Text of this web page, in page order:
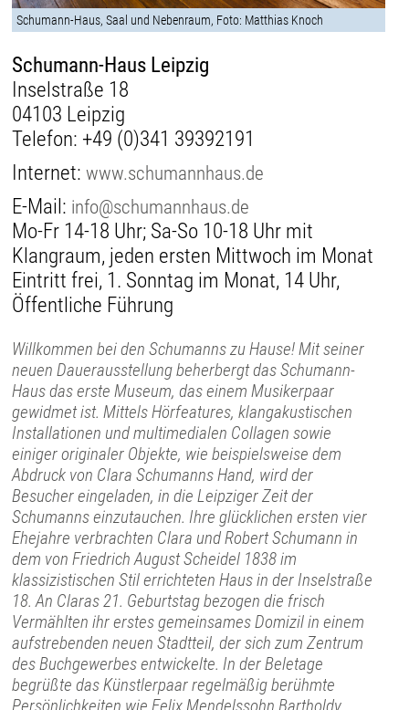
Schumann-Haus, Saal und Nebenraum, Foto: Matthias Knoch
Schumann-Haus Leipzig
Inselstraße 18
04103 Leipzig
Telefon: +49 (0)341 39392191
Internet:www.schumannhaus.de
E-Mail: info@schumannhaus.de
Mo-Fr 14-18 Uhr; Sa-So 10-18 Uhr mit
Klangraum, jeden ersten Mittwoch im Monat
Eintritt frei, 1. Sonntag im Monat, 14 Uhr,
Öffentliche Führung
Willkommen bei den Schumanns zu Hause! Mit seiner
neuen Dauerausstellung beherbergt das Schumann-
Haus das erste Museum, das einem Musikerpaar
gewidmet ist. Mittels Hörfeatures, klangakustischen
Installationen und multimedialen Collagen sowie
einiger originaler Objekte, wie beispielsweise dem
Abdruck von Clara Schumanns Hand, wird der
Besucher eingeladen, in die Leipziger Zeit der
Schumanns einzutauchen. Ihre glücklichen ersten vier
Ehejahre verbrachten Clara und Robert Schumann in
dem von Friedrich August Scheidel 1838 im
klassizistischen Stil errichteten Haus in der Inselstraße
18. An Claras 21. Geburtstag bezogen die frisch
Vermählten ihr erstes gemeinsames Domizil in einem
aufstrebenden neuen Stadtteil, der sich zum Zentrum
des Buchgewerbes entwickelte. In der Beletage
begrüßte das Künstlerpaar regelmäßig berühmte
Persönlichkeiten wie Felix Mendelssohn Bartholdy,